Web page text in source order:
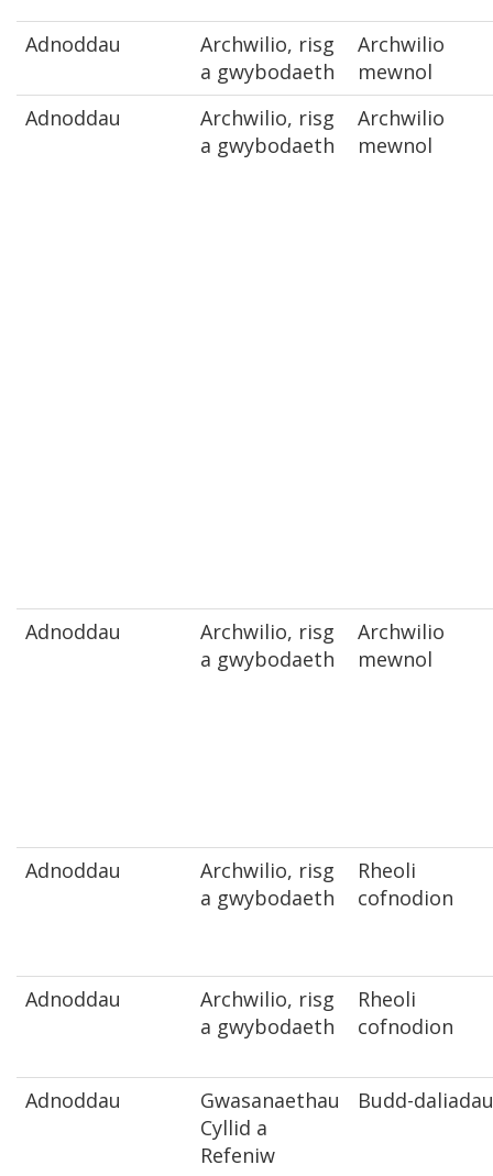
Adnoddau
Archwilio, risg
a gwybodaeth
Archwilio
mewnol
Adnoddau
Archwilio, risg
a gwybodaeth
Archwilio
mewnol
Adnoddau
Archwilio, risg
a gwybodaeth
Archwilio
mewnol
Adnoddau
Archwilio, risg
a gwybodaeth
Rheoli
cofnodion
Adnoddau
Archwilio, risg
a gwybodaeth
Rheoli
cofnodion
Adnoddau
Gwasanaethau
Cyllid a
Refeniw
Budd-daliadau